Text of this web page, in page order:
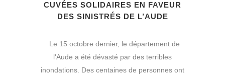
CUVÉES SOLIDAIRES EN FAVEUR
DES SINISTRÉS DE L’AUDE
Le 15 octobre dernier, le département de
l'Aude a été dévasté par des terribles
inondations. Des centaines de personnes ont